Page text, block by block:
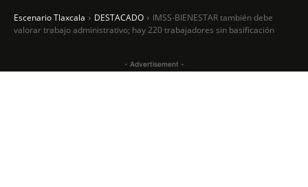
Escenario Tlaxcala DESTACADO
IMSS-BIENESTAR también debe
valorar trabajo administrativo; hay 220 trabajadores sin basificación
- Advertisement -